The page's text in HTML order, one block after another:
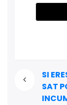
SI
SAT